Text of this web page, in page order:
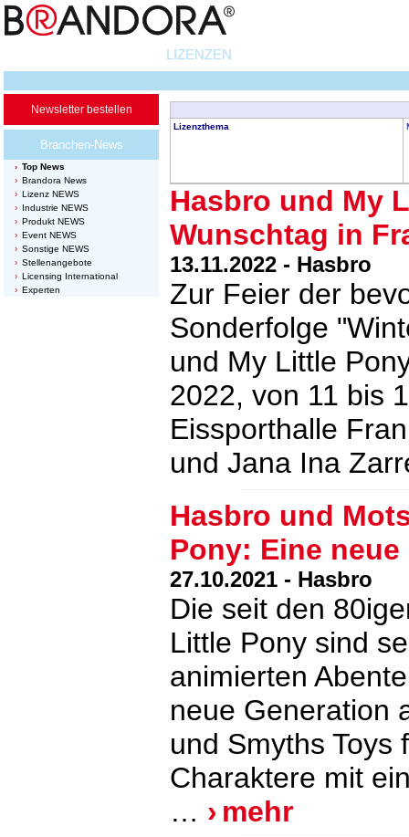
LIZENZEN
Newsletter bestellen
Branchen-News
Top News
Brandora News
Lizenz NEWS
Industrie NEWS
Produkt NEWS
Event NEWS
Sonstige NEWS
Stellenangebote
Licensing International
Experten
Lizenzthema
Hasbro und My
Wunschtag in
13.11.2022 - Hasbro
Zur Feier der
Sonderfolge
und My Little
2022, von 11 bis
Eissporthalle
und Jana Ina
Hasbro und
Pony: Eine
27.10.2021 - Hasbro
Die seit den
Little Pony sind
animierten
neue Generation
und Smyths Toys
Charaktere mit
…
mehr